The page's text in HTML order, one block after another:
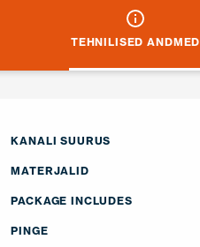
TEHNILISED ANDMED
KANALI SUURUS
MATERJALID
PACKAGE INCLUDES
PINGE